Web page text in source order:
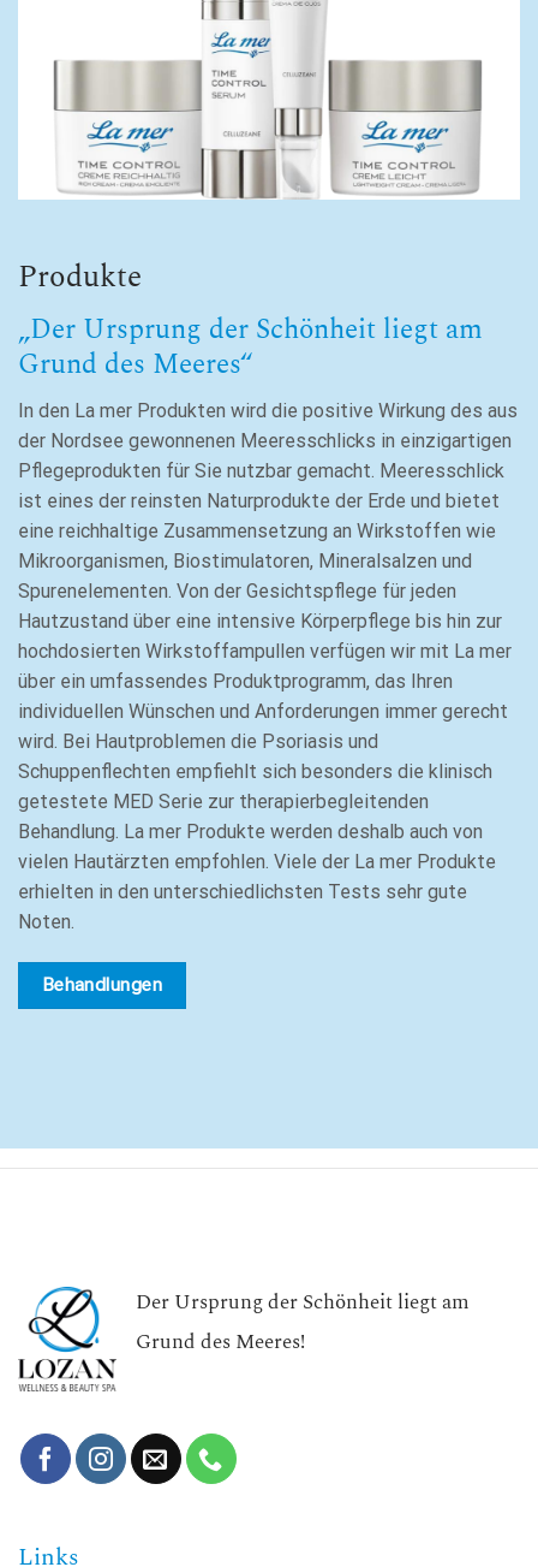
Produkte
„Der Ursprung der Schönheit liegt am
Grund des Meeres“
In den La mer Produkten wird die positive Wirkung des aus
der Nordsee gewonnenen Meeresschlicks in einzigartigen
Pflegeprodukten für Sie nutzbar gemacht. Meeresschlick
ist eines der reinsten Naturprodukte der Erde und bietet
eine reichhaltige Zusammensetzung an Wirkstoffen wie
Mikroorganismen, Biostimulatoren, Mineralsalzen und
Spurenelementen. Von der Gesichtspflege für jeden
Hautzustand über eine intensive Körperpflege bis hin zur
hochdosierten Wirkstoffampullen verfügen wir mit La mer
über ein umfassendes Produktprogramm, das Ihren
individuellen Wünschen und Anforderungen immer gerecht
wird. Bei Hautproblemen die Psoriasis und
Schuppenflechten empfiehlt sich besonders die klinisch
getestete MED Serie zur therapierbegleitenden
Behandlung. La mer Produkte werden deshalb auch von
vielen Hautärzten empfohlen. Viele der La mer Produkte
erhielten in den unterschiedlichsten Tests sehr gute
Noten.
Behandlungen
Der Ursprung der Schönheit liegt am
Grund des Meeres!
Links